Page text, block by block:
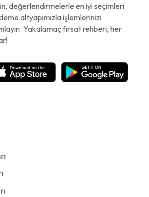
değerlendirmelerle en iyi seçimleri
altyapımızla işlemlerinizi
Yakalamaç fırsat rehberi, her